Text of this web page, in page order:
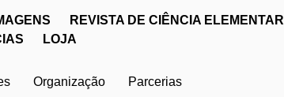
REVISTA DE CIÊNCIA ELEMENTAR
LOJA
Organização Parcerias